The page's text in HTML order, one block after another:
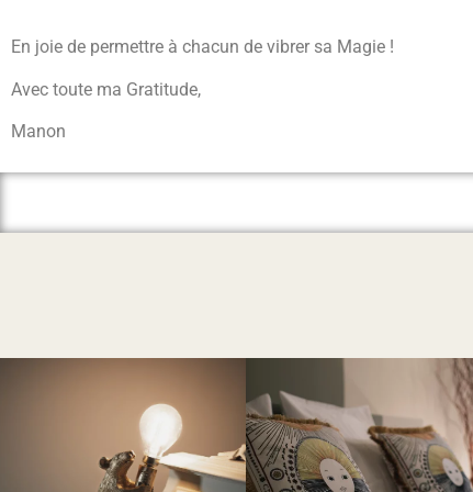
En joie de permettre à chacun de vibrer sa Magie !
Avec toute ma Gratitude,
Manon